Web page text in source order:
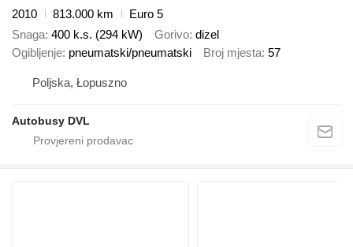
2010
813.000 km
Euro 5
Snaga 400 k.s. (294 kW) Gorivo dizel
Ogibljenje pneumatski/pneumatski Broj mjesta 57
Poljska, Łopuszno
Autobusy DVL